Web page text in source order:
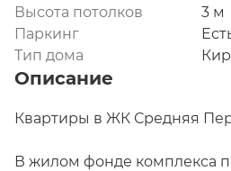
Высота потолков
3 м
Паркинг
Тип дома
Описание
Квартиры в ЖК Средняя
В жилом фонде комплекса